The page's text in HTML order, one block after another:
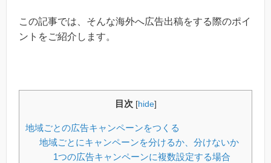
この記事では、そんな海外へ広告出稿をする際のポイ
ントをご紹介します。
目次 [hide]
地域ごとの広告キャンペーンをつくる
地域ごとにキャンペーンを分けるか、分けないか
1つの広告キャンペーンに複数設定する場合